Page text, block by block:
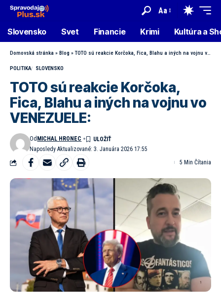
Aa
Slovensko Svet Financie Krimi Kultúra a
Domovská stránka » Blog »TOTO sú reakcie Korčoka, Fica, Blahu a iných na vojnu vo VENEZUELE:
POLITIKA SLOVENSKO
TOTO sú reakcie Korčoka,
Fica, Blahu a iných na vojnu vo
VENEZUELE:
Naposledy Aktualizované: 3. Januára 2026 17:55
Od MICHAL HRONEC
5 Min Čítania